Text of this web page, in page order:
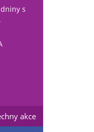
s
akce